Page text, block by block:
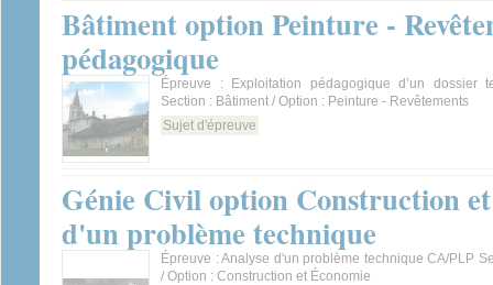
Bâtiment option Peinture -
pédagogique
Épreuve : Exploitation pédagogique d’un dossier
Section : Bâtiment / Option : Peinture - Revêtements
Sujet d'épreuve
Génie Civil option Construction
d'un problème technique
Épreuve : Analyse d'un problème technique CA/PLP
/ Option : Construction et Économie